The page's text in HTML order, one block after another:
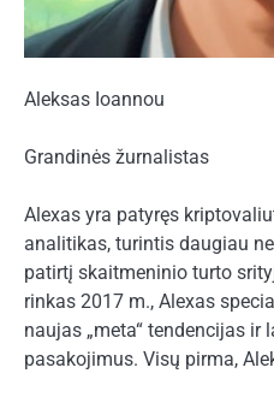
Aleksas Ioannou
Grandinės žurnalistas
Alexas yra patyręs
analitikas, turintis daugiau
patirtį skaitmeninio turto
rinkas 2017 m., Alexas
naujas „meta“ tendencijas ir
pasakojimus. Visų pirma,